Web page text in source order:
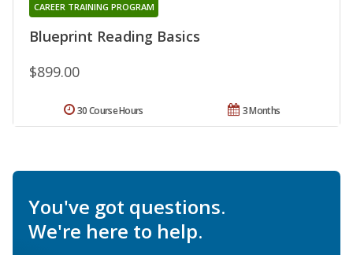
Blueprint Reading Basics
CAREER TRAINING PROGRAM
$899.00
3 Months
30 Course Hours
You've got questions.
We're here to help.